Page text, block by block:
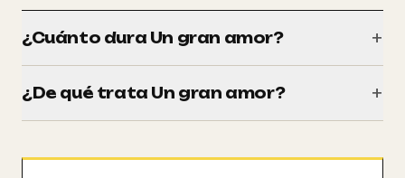
¿Cuánto dura Un gran amor? +
¿De qué trata Un gran amor? +